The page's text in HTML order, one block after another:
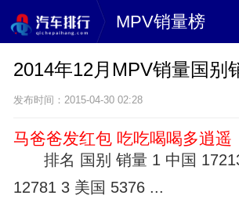
MPV销量榜
2014年12月MPV销量国别
发布时间：2015-04-30 02:28
马爸爸发红包 吃吃喝喝多逍遥
排名 国别 销量 1 中国
12781 3 美国 5376 ...